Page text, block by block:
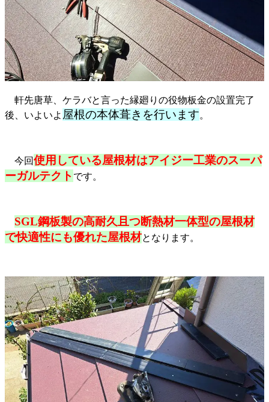
軒先唐草、ケラバと言った縁廻りの役物板金の設置完了
後、いよいよ 屋根の本体葺きを行います。
今回使用している屋根材はアイジー工業のスーパ
ーガルテクト です。
SGL鋼板製の高耐久且つ断熱材一体型の屋根材
で快適性にも優れた屋根材となります。